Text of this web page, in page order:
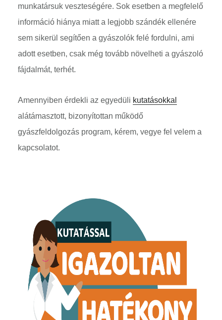
munkatársuk veszteségére. Sok esetben a megfelelő
információ hiánya miatt a legjobb szándék ellenére
sem sikerül segítően a gyászolók felé fordulni, ami
adott esetben, csak még tovább növelheti a gyászoló
fájdalmát, terhét.
Amennyiben érdekli az egyedüli kutatásokkal
alátámasztott, bizonyítottan működő
gyászfeldolgozás program, kérem, vegye fel velem a
kapcsolatot.